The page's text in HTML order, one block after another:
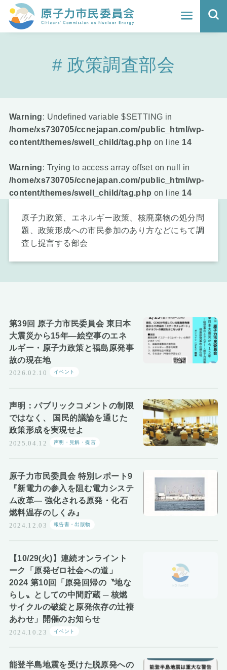
ホーム
よくわかる福島原発事故
核のごみの行方と課題
どうする？エネルギー
原子力市民委員会について
活動報告
お知らせ
政策調査部会
Warning: Undefined variable $SETTING in
/home/xs730705/ccnejapan.com/public_html/wp-
content/themes/swell_child/tag.php on line 14
Warning: Trying to access array offset on null in
/home/xs730705/ccnejapan.com/public_html/wp-
content/themes/swell_child/tag.php on line 14
原子力政策、エネルギー政策、核廃棄物の処分問
題、政策形成への市民参加のあり方などにちて調
査し提言する部会
第39回 原子力市民委員会 東日本
大震災から15年―絵空事のエネ
ルギー・原子力政策と福島原発事
故の現在地
2026.02.10 イベント
声明：パブリックコメントの制限
ではなく、 国民的議論を通じた
政策形成を実現せよ
2025.04.12 声明・見解・提言
原子力市民委員会 特別レポート9
『新電力の参入を阻む電力システ
ム改革― 強化される原発・化石
燃料温存のしくみ』
2024.12.03 報告書・出版物
【10/29(火)】連続オンライント
ーク「原発ゼロ社会への道」
2024 第10回「原発回帰の〝地な
らし〟としての中間貯蔵 ─ 核燃
サイクルの破綻と原発依存の辻褄
あわせ」開催のお知らせ
2024.10.23 イベント
能登半島地震を受けた脱原発への